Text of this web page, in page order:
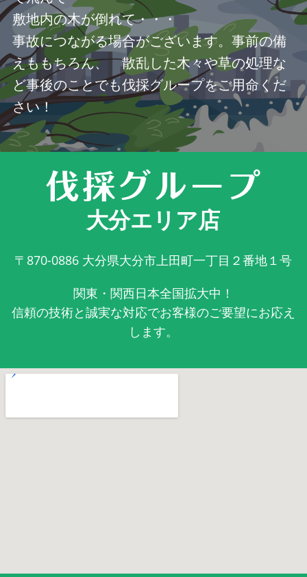
敷地内の木が倒れて・・・
事故につながる場合がございます。事前の備
えももちろん、 散乱した木々や草の処理な
ど事後のことでも伐採グループをご用命くだ
さい！
大分エリア店
〒870-0886 大分県大分市上田町一丁目２番地１号
関東・関西日本全国拡大中！
信頼の技術と誠実な対応でお客様のご要望にお応え
します。